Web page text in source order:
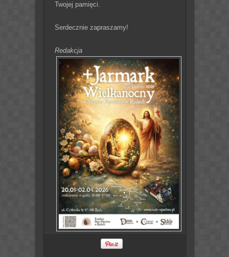
Twojej pamięci.
Serdecznie zapraszamy!
Redakcja